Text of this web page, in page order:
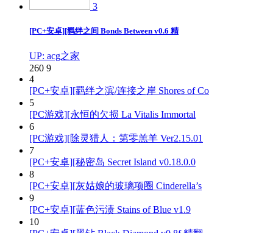
3
[PC+安卓][羁绊之间 Bonds Between v0.6 精
UP: acg之家
260 9
4
[PC+安卓][羁绊之滨/连接之岸 Shores of Co
5
[PC游戏][永恒的欠损 La Vitalis Immortal
6
[PC游戏][除灵猎人：第零羔羊 Ver2.15.01
7
[PC+安卓][秘密岛 Secret Island v0.18.0.0
8
[PC+安卓][灰姑娘的玻璃项圈 Cinderella’s
9
[PC+安卓][蓝色污渍 Stains of Blue v1.9
10